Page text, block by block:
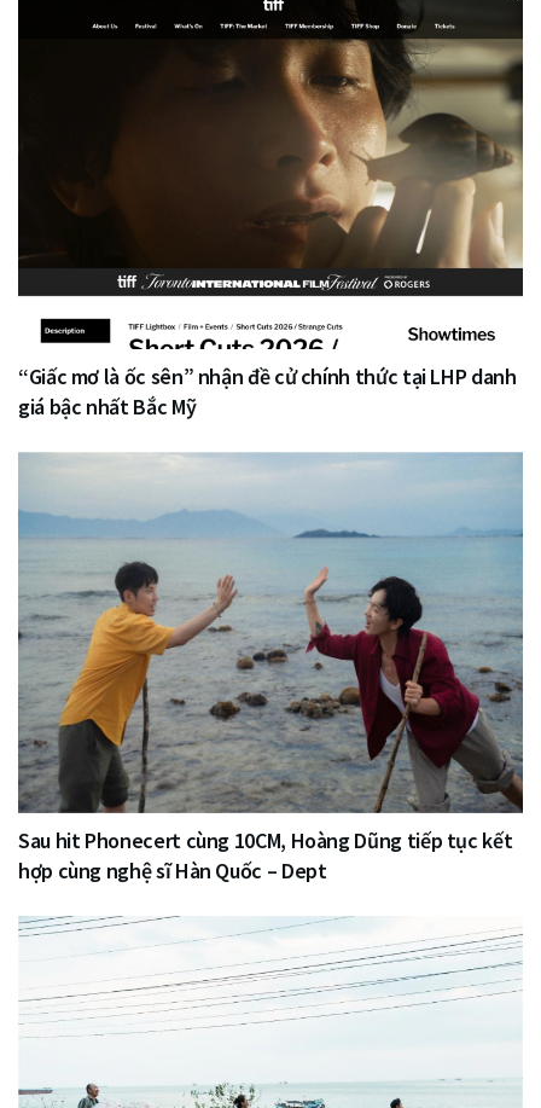
“Giấc mơ là ốc sên” nhận đề cử chính thức tại LHP danh
giá bậc nhất Bắc Mỹ
Sau hit Phonecert cùng 10CM, Hoàng Dũng tiếp tục kết
hợp cùng nghệ sĩ Hàn Quốc – Dept